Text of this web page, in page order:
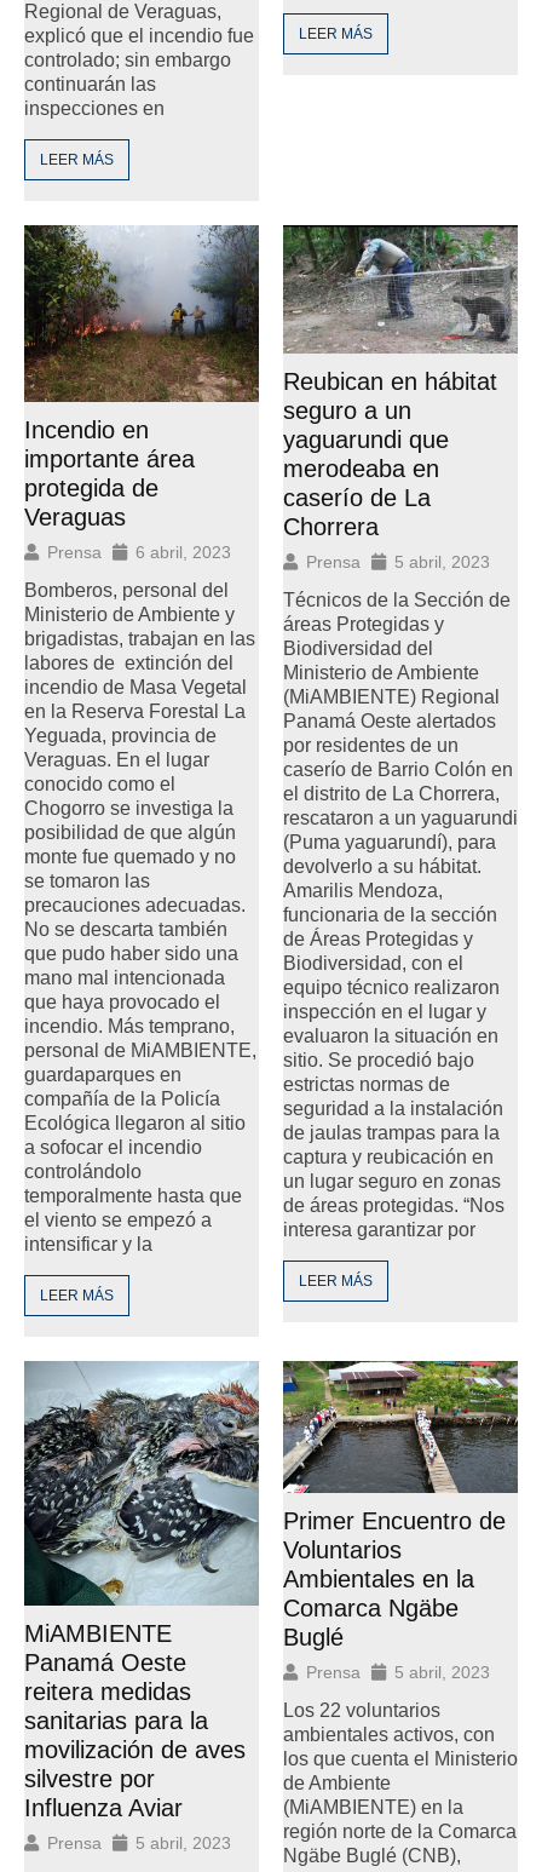
Regional de Veraguas,
explicó que el incendio fue
controlado; sin embargo
continuarán las
inspecciones en
LEER MÁS
LEER MÁS
Incendio en
importante área
protegida de
Veraguas
Prensa 6 abril, 2023
Bomberos, personal del
Ministerio de Ambiente y
brigadistas, trabajan en las
labores de extinción del
incendio de Masa Vegetal
en la Reserva Forestal La
Yeguada, provincia de
Veraguas. En el lugar
conocido como el
Chogorro se investiga la
posibilidad de que algún
monte fue quemado y no
se tomaron las
precauciones adecuadas.
No se descarta también
que pudo haber sido una
mano mal intencionada
que haya provocado el
incendio. Más temprano,
personal de MiAMBIENTE,
guardaparques en
compañía de la Policía
Ecológica llegaron al sitio
a sofocar el incendio
controlándolo
temporalmente hasta que
el viento se empezó a
intensificar y la
LEER MÁS
Reubican en hábitat
seguro a un
yaguarundi que
merodeaba en
caserío de La
Chorrera
Prensa 5 abril, 2023
Técnicos de la Sección de
áreas Protegidas y
Biodiversidad del
Ministerio de Ambiente
(MiAMBIENTE) Regional
Panamá Oeste alertados
por residentes de un
caserío de Barrio Colón en
el distrito de La Chorrera,
rescataron a un yaguarundi
(Puma yaguarundí), para
devolverlo a su hábitat.
Amarilis Mendoza,
funcionaria de la sección
de Áreas Protegidas y
Biodiversidad, con el
equipo técnico realizaron
inspección en el lugar y
evaluaron la situación en
sitio. Se procedió bajo
estrictas normas de
seguridad a la instalación
de jaulas trampas para la
captura y reubicación en
un lugar seguro en zonas
de áreas protegidas. “Nos
interesa garantizar por
LEER MÁS
MiAMBIENTE
Panamá Oeste
reitera medidas
sanitarias para la
movilización de aves
silvestre por
Influenza Aviar
Prensa 5 abril, 2023
Primer Encuentro de
Voluntarios
Ambientales en la
Comarca Ngäbe
Buglé
Prensa 5 abril, 2023
Los 22 voluntarios
ambientales activos, con
los que cuenta el Ministerio
de Ambiente
(MiAMBIENTE) en la
región norte de la Comarca
Ngäbe Buglé (CNB),